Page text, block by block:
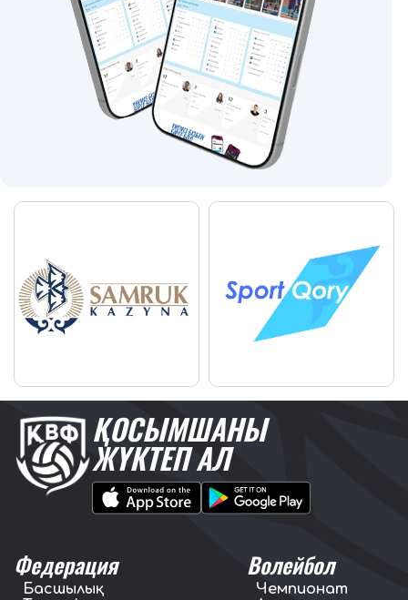
ҚОСЫМШАНЫ
ЖҮКТЕП АЛ
Федерация
Басшылық
Волейбол
Чемпионат